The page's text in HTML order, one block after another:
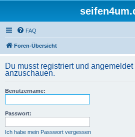
FAQ
Foren-Übersicht
Du musst registriert und
anzuschauen.
Benutzername:
Passwort:
Ich habe mein Passwort vergessen